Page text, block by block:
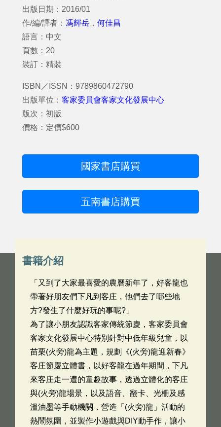
出版日期：2016/01
作/編/譯者： 馮輝岳 ， 何佳昌
語言：中文
頁數：20
裝訂：精裝
ISBN／ISSN：9789860472790
出版單位： 客家委員會客家文化發展中心
版次：初版
價格：定價$600
國家書店購買
五南書店購買
書籍介紹
「又到了大家最喜愛的農曆新年了，好客龍也
帶著好朋友們下凡到客庄，他們去了哪些地
方?發生了什麼好玩的事呢?」
為了讓小朋友認識客家傳統節慶，客家委員會
客家文化發展中心特別針對中低年級兒童，以
苗栗(火旁)龍為主題，規劃《(火旁)龍迎新春》
客庄節慶立體書，以好客龍在過年期間，下凡
來客庄走一遭的童趣故事，透過立體化的客庄
與(火旁)龍場景，以及語音、翻卡、光柵及感
溫油墨等手動機關，營造「(火旁)龍」活動的
熱鬧氛圍，並製作小遊戲與DIY動手作，讓小